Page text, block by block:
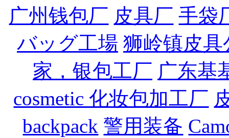
广州钱包厂 皮具厂 手袋
バッグ工場 狮岭镇皮具
家，银包工厂 广东基
cosmetic 化妆包加工厂
backpack 警用装备